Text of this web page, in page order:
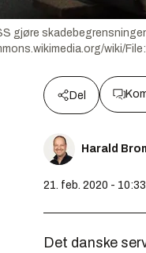
gjøre
wiki/
Del
Harald
21. feb. 2020 - 10:33
Det danske